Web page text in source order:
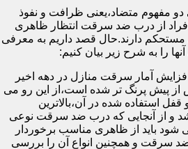
مفهوم متضاد،یعنی ظرافت و نفوذ
افراد از درب ضد سرقت انتظار ظاهری
مستحکم دارند.حال قصد داریم به معرفی
را به شرح زیر بیان کنیم:
آمار سرقت منازل در دهه اخیر
پیش پرنگ تر شده است،از این رو می
استفاده شده در آن،بالاترین
و از آنجایی که درب ضد سرقت نوعی
باید از ظاهری مناسب برخوردار
سرقت و همچنین انواع آن را بررسی